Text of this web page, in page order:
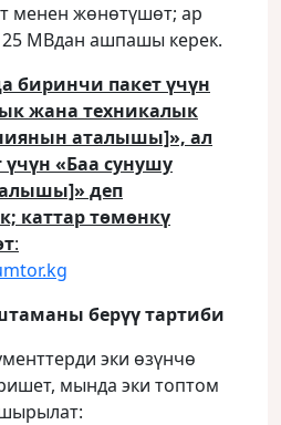
менен жөнөтүшөт; ар
MBдан ашпашы керек.
биринчи пакет үчүн
жана техникалык
аталышы]», ал
«Баа сунушу
деп
каттар төмөнкү
:
берүү тартиби
эки өзүнчө
мында эки топтом